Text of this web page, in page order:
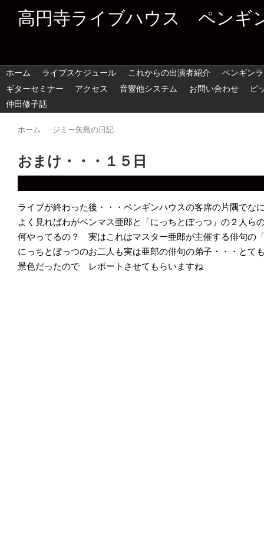
高円寺ライブハウス ペンギ
ホーム ライブスケジュール これからの出演者紹介
ペンギン
ギターセミナー
アクセス 音響他システム お問い合わせ
ピ
仲田修子話
ホーム ジミー矢島の日記
おまけ・・・１５日
ライブが終わった後・・・ペンギンハウスの客席の片隅でな
よく見ればわがペンマス亜郎と「にっちとぼっつ」の２人ら
何やってるの？ 実はこれはマスター亜郎が主催する俳句の
にっちとぼっつのお二人も実は亜郎の俳句の弟子・・・とて
景色だったので レポートさせてもらいますね